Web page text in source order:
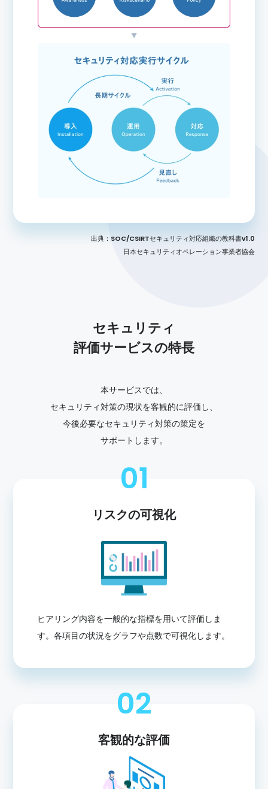
出典：SOC/CSIRTセキュリティ対応組織の教科書v1.0
日本セキュリティオペレーション事業者協会
セキュリティ
評価サービスの特長
本サービスでは、
セキュリティ対策の現状を客観的に評価し、
今後必要なセキュリティ対策の策定を
サポートします。
01
リスクの可視化
ヒアリング内容を一般的な指標を用いて評価しま
す。各項目の状況をグラフや点数で可視化します。
02
客観的な評価